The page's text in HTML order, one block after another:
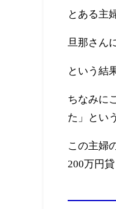
とある主
旦那さん
という結
ちなみに
た」とい
この主婦
200万円